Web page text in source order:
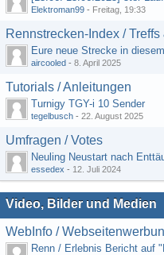
Elektroman99 - Freitag, 19:33
Rennstrecken-Index /
Eure neue Strecke in
aircooled - 8. April 2025
Tutorials / Anleitungen
Turnigy TGY-i 10 Sender
tegelbusch - 22. August 2025
Umfragen / Votes
Neuling Neustart nach
essedex - 12. Juli 2024
Video, Bilder und Medien
WebInfo /
Renn / Erlebnis Bericht auf